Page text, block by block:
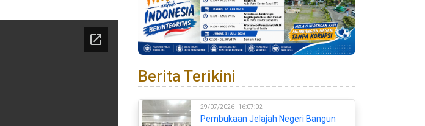
Previous Next
Berita Terikini
29/07/2026 16:07:02
Pembukaan Jelajah Negeri Bangun